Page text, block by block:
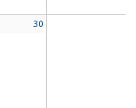
30